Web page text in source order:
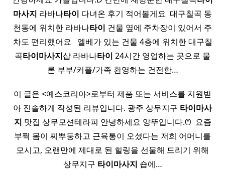
마사지 라바나타이 다녀온 후기 적어볼게요 ​ 대구칠곡 동
천동에 위치한 라바나타이 건물 옆에 주차장이 있어서 주
차도 편리했어요 ​ ​ 엘베가 있는 건물 4층에 위치한 대구칠
곡타이마사지샵 라바나타이 24시간 영업하는 곳으로 물
론 부부/커플/가족 환영하는 건전한…
이 글은 <예스코리아>로부터 제품 또는 서비스를 지원받
아 진솔하게 작성된 리뷰입니다. 광주 상무지구 타이마사
지 맛집 상무모션테라피 안녕하세요 양뚜입니다.ꢭ ​ 요즘
부쩍 몸이 찌뿌둥하고 근육통이 오셨다는 저희 어머니를
모시고, 오랜만에 제대로 된 힐링을 선물해 드리기 위해
상무지구 타이마사지 숍에…